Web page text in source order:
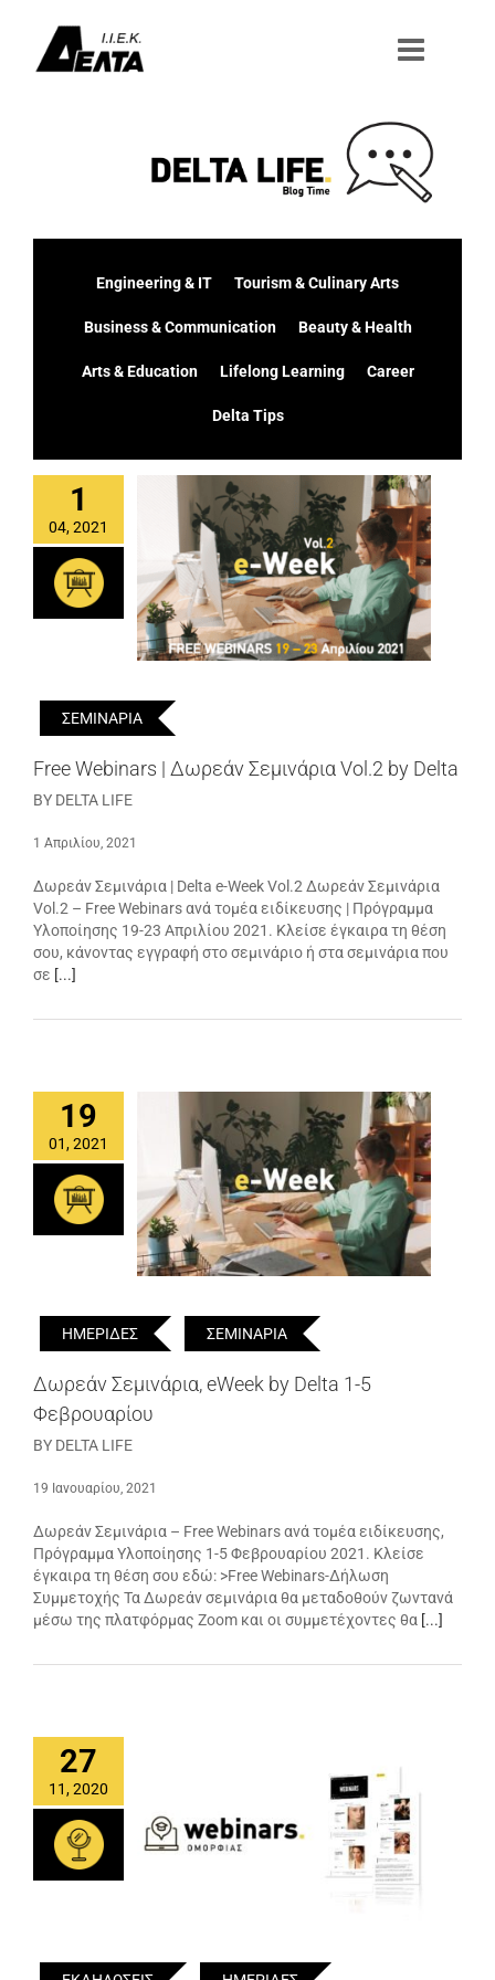
περιεχόμενο
Engineering & IT Tourism & Culinary Arts
Business & Communication Beauty & Health
Arts & Education Lifelong Learning Career
Delta Tips
1
04, 2021
ΣΕΜΙΝΑΡΙΑ
Free Webinars | Δωρεάν Σεμινάρια Vol.2 by Delta
BY DELTA LIFE
1 Απριλίου, 2021
Δωρεάν Σεμινάρια | Delta e-Week Vol.2 Δωρεάν Σεμινάρια
Vol.2 – Free Webinars ανά τομέα ειδίκευσης | Πρόγραμμα
Υλοποίησης 19-23 Απριλίου 2021. Κλείσε έγκαιρα τη θέση
σου, κάνοντας εγγραφή στο σεμινάριο ή στα σεμινάρια που
σε [...]
19
01, 2021
ΗΜΕΡΙΔΕΣ ΣΕΜΙΝΑΡΙΑ
Δωρεάν Σεμινάρια, eWeek by Delta 1-5
Φεβρουαρίου
BY DELTA LIFE
19 Ιανουαρίου, 2021
Δωρεάν Σεμινάρια – Free Webinars ανά τομέα ειδίκευσης,
Πρόγραμμα Υλοποίησης 1-5 Φεβρουαρίου 2021. Κλείσε
έγκαιρα τη θέση σου εδώ: >Free Webinars-Δήλωση
Συμμετοχής Τα Δωρεάν σεμινάρια θα μεταδοθούν ζωντανά
μέσω της πλατφόρμας Zoom και οι συμμετέχοντες θα [...]
27
11, 2020